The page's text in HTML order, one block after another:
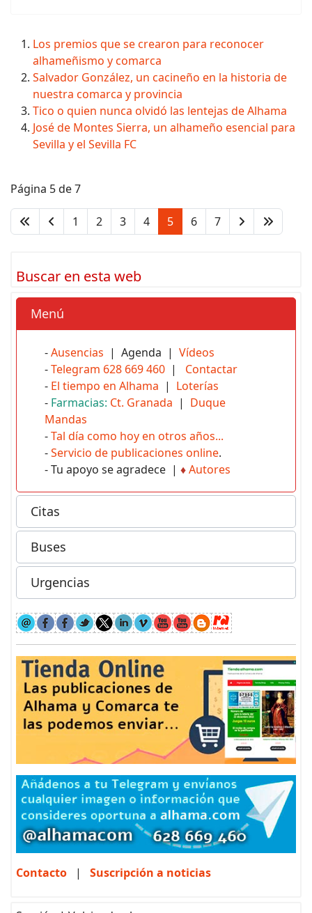
Los premios que se crearon para reconocer
alhameñismo y comarca
Salvador González, un cacineño en la historia de
nuestra comarca y provincia
Tico o quien nunca olvidó las lentejas de Alhama
José de Montes Sierra, un alhameño esencial para
Sevilla y el Sevilla FC
Página 5 de 7
1 2 3 4 5 6 7
Buscar en esta web
Menú
-Ausencias | Agenda | Vídeos
-Telegram 628 669 460 | Contactar
- El tiempo en Alhama | Loterías
- Farmacias: Ct. Granada | Duque
Mandas
-Tal día como hoy en otros años...
-Servicio de publicaciones online.
- Tu apoyo se agradece | ♦Autores
Citas
Buses
Urgencias
Contacto | Suscripción a noticias